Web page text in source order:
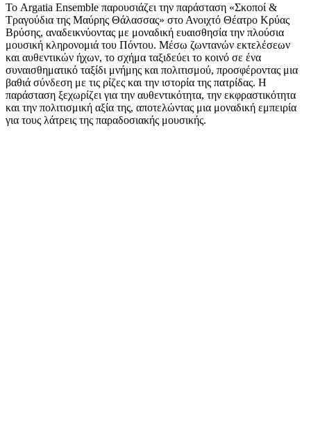
Το Argatia Ensemble παρουσιάζει την παράσταση «Σκοποί &
Τραγούδια της Μαύρης Θάλασσας» στο Ανοιχτό Θέατρο Κρύας
Βρύσης, αναδεικνύοντας με μοναδική ευαισθησία την πλούσια
μουσική κληρονομιά του Πόντου. Μέσω ζωντανών εκτελέσεων
και αυθεντικών ήχων, το σχήμα ταξιδεύει το κοινό σε ένα
συναισθηματικό ταξίδι μνήμης και πολιτισμού, προσφέροντας μια
βαθιά σύνδεση με τις ρίζες και την ιστορία της πατρίδας. Η
παράσταση ξεχωρίζει για την αυθεντικότητα, την εκφραστικότητα
και την πολιτισμική αξία της, αποτελώντας μια μοναδική εμπειρία
για τους λάτρεις της παραδοσιακής μουσικής.